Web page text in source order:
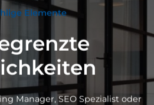
Elemente
Manager, SEO Spezialist oder